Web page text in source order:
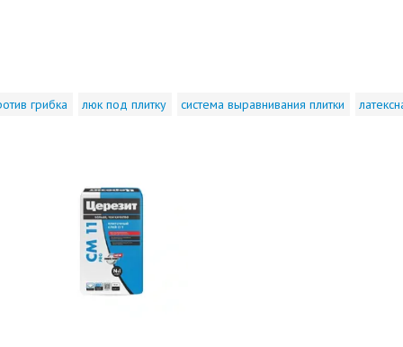
грибка люк под плитку система выравнивания плитки